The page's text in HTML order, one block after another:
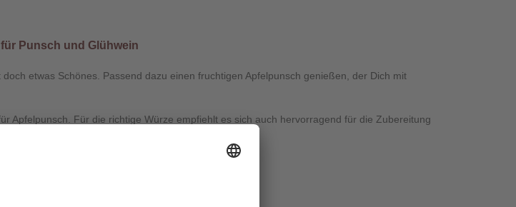
Punsch und Glühwein
etwas Schönes. Passend dazu einen fruchtigen Apfelpunsch genießen, der Dich mit
Apfelpunsch. Für die richtige Würze empfiehlt es sich auch hervorragend für die Zubereitung